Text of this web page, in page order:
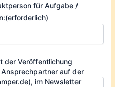
für Aufgabe /
(erforderlich)
der Veröffentlichung
auf der
im Newsletter